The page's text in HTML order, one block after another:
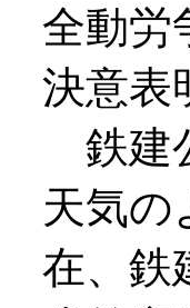
全動労
決意表
鉄建
天気の
在、鉄